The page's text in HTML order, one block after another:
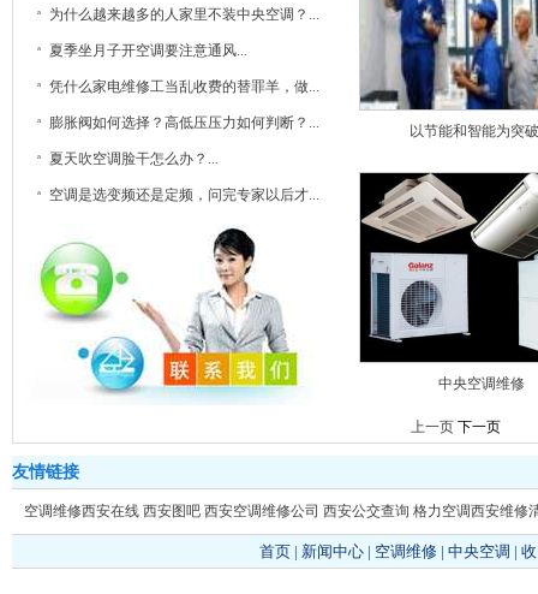
为什么越来越多的人家里不装中央空调？...
夏季坐月子开空调要注意通风...
凭什么家电维修工当乱收费的替罪羊，做...
膨胀阀如何选择？高低压压力如何判断？...
夏天吹空调脸干怎么办？...
空调是选变频还是定频，问完专家以后才...
以节能和智能为突
中央空调维修
上一页 下一页
友情链接
空调维修西安在线 西安图吧 西安空调维修公司 西安公交查询 格力空调西安维修
首页| 新闻中心| 空调维修| 中央空调 |